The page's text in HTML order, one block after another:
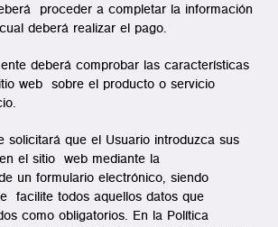
proceder a completar la información
deberá realizar el pago.
deberá comprobar las características
web sobre el producto o servicio
solicitará que el Usuario introduzca sus
el sitio web mediante la
un formulario electrónico, siendo
facilite todos aquellos datos que
como obligatorios. En la Política